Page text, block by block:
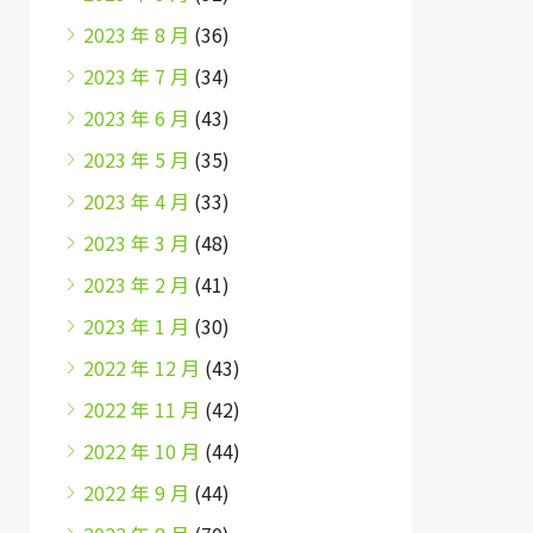
2023 年 8 月 (36)
2023 年 7 月 (34)
2023 年 6 月 (43)
2023 年 5 月 (35)
2023 年 4 月 (33)
2023 年 3 月 (48)
2023 年 2 月 (41)
2023 年 1 月 (30)
2022 年 12 月 (43)
2022 年 11 月 (42)
2022 年 10 月 (44)
2022 年 9 月 (44)